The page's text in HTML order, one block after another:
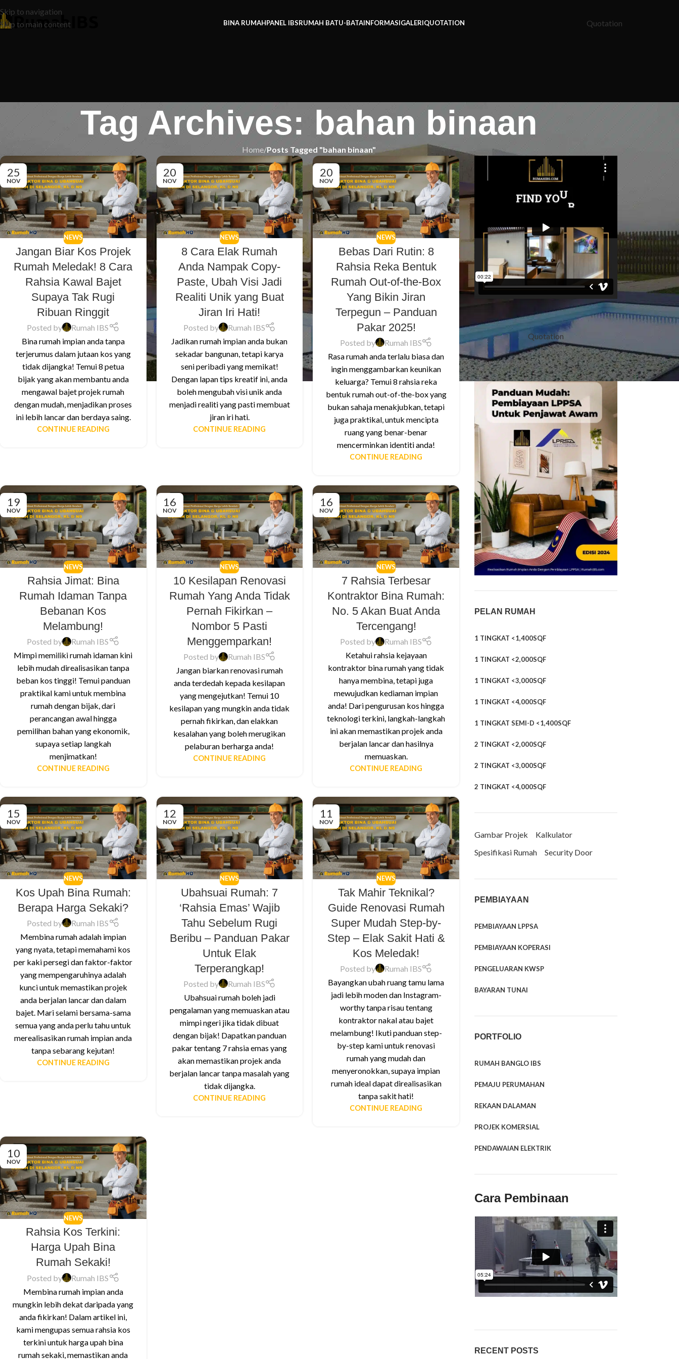
Skip to navigation
Skip to main content
BINA RUMAHPANEL IBSRUMAH BATU-BATAINFORMASIGALERIQUOTATION Quotation
Tag Archives: bahan binaan
Home/Posts Tagged "bahan binaan"
25
NOV
NEWS
Jangan Biar Kos Projek
Rumah Meledak! 8 Cara
Rahsia Kawal Bajet
Supaya Tak Rugi
Ribuan Ringgit
Posted by
Rumah IBS
Bina rumah impian anda tanpa
terjerumus dalam jutaan kos yang
tidak dijangka! Temui 8 petua
bijak yang akan membantu anda
mengawal bajet projek rumah
dengan mudah, menjadikan proses
ini lebih lancar dan berdaya saing.
CONTINUE READING
20
NOV
NEWS
8 Cara Elak Rumah
Anda Nampak Copy-
Paste, Ubah Visi Jadi
Realiti Unik yang Buat
Jiran Iri Hati!
Posted by
Rumah IBS
Jadikan rumah impian anda bukan
sekadar bangunan, tetapi karya
seni peribadi yang memikat!
Dengan lapan tips kreatif ini, anda
boleh mengubah visi unik anda
menjadi realiti yang pasti membuat
jiran iri hati.
CONTINUE READING
20
NOV
NEWS
Bebas Dari Rutin: 8
Rahsia Reka Bentuk
Rumah Out-of-the-Box
Yang Bikin Jiran
Terpegun – Panduan
Pakar 2025!
Posted by
Rumah IBS
Rasa rumah anda terlalu biasa dan
ingin menggambarkan keunikan
keluarga? Temui 8 rahsia reka
bentuk rumah out-of-the-box yang
bukan sahaja menakjubkan, tetapi
juga praktikal, untuk mencipta
ruang yang benar-benar
mencerminkan identiti anda!
CONTINUE READING
19
NOV
NEWS
Rahsia Jimat: Bina
Rumah Idaman Tanpa
Bebanan Kos
Melambung!
Posted by
Rumah IBS
Mimpi memiliki rumah idaman kini
lebih mudah direalisasikan tanpa
beban kos tinggi! Temui panduan
praktikal kami untuk membina
rumah dengan bijak, dari
perancangan awal hingga
pemilihan bahan yang ekonomik,
supaya setiap langkah
menjimatkan!
CONTINUE READING
16
NOV
NEWS
10 Kesilapan Renovasi
Rumah Yang Anda Tidak
Pernah Fikirkan –
Nombor 5 Pasti
Menggemparkan!
Posted by
Rumah IBS
Jangan biarkan renovasi rumah
anda terdedah kepada kesilapan
yang mengejutkan! Temui 10
kesilapan yang mungkin anda tidak
pernah fikirkan, dan elakkan
kesalahan yang boleh merugikan
pelaburan berharga anda!
CONTINUE READING
16
NOV
NEWS
7 Rahsia Terbesar
Kontraktor Bina Rumah:
No. 5 Akan Buat Anda
Tercengang!
Posted by
Rumah IBS
Ketahui rahsia kejayaan
kontraktor bina rumah yang tidak
hanya membina, tetapi juga
mewujudkan kediaman impian
anda! Dari pengurusan kos hingga
teknologi terkini, langkah-langkah
ini akan memastikan projek anda
berjalan lancar dan hasilnya
memuaskan.
CONTINUE READING
15
NOV
NEWS
Kos Upah Bina Rumah:
Berapa Harga Sekaki?
Posted by
Rumah IBS
Membina rumah adalah impian
yang nyata, tetapi memahami kos
per kaki persegi dan faktor-faktor
yang mempengaruhinya adalah
kunci untuk memastikan projek
anda berjalan lancar dan dalam
bajet. Mari selami bersama-sama
semua yang anda perlu tahu untuk
merealisasikan rumah impian anda
tanpa sebarang kejutan!
CONTINUE READING
12
NOV
NEWS
Ubahsuai Rumah: 7
‘Rahsia Emas’ Wajib
Tahu Sebelum Rugi
Beribu – Panduan Pakar
Untuk Elak
Terperangkap!
Posted by
Rumah IBS
Ubahsuai rumah boleh jadi
pengalaman yang memuaskan atau
mimpi ngeri jika tidak dibuat
dengan bijak! Dapatkan panduan
pakar tentang 7 rahsia emas yang
akan memastikan projek anda
berjalan lancar tanpa masalah yang
tidak dijangka.
CONTINUE READING
11
NOV
NEWS
Tak Mahir Teknikal?
Guide Renovasi Rumah
Super Mudah Step-by-
Step – Elak Sakit Hati &
Kos Meledak!
Posted by
Rumah IBS
Bayangkan ubah ruang tamu lama
jadi lebih moden dan Instagram-
worthy tanpa risau tentang
kontraktor nakal atau bajet
melambung! Ikuti panduan step-
by-step kami untuk renovasi
rumah yang mudah dan
menyeronokkan, supaya impian
rumah ideal dapat direalisasikan
tanpa sakit hati!
CONTINUE READING
10
NOV
NEWS
Rahsia Kos Terkini:
Harga Upah Bina
Rumah Sekaki!
Posted by
Rumah IBS
Membina rumah impian anda
mungkin lebih dekat daripada yang
anda fikirkan! Dalam artikel ini,
kami mengupas semua rahsia kos
terkini untuk harga upah bina
rumah sekaki, memastikan anda
Quotation
PELAN RUMAH
1 TINGKAT <1,400SQF
1 TINGKAT <2,000SQF
1 TINGKAT <3,000SQF
1 TINGKAT <4,000SQF
1 TINGKAT SEMI-D <1,400SQF
2 TINGKAT <2,000SQF
2 TINGKAT <3,000SQF
2 TINGKAT <4,000SQF
Gambar Projek
Kalkulator
Spesifikasi Rumah
Security Door
PEMBIAYAAN
PEMBIAYAAN LPPSA
PEMBIAYAAN KOPERASI
PENGELUARAN KWSP
BAYARAN TUNAI
PORTFOLIO
RUMAH BANGLO IBS
PEMAJU PERUMAHAN
REKAAN DALAMAN
PROJEK KOMERSIAL
PENDAWAIAN ELEKTRIK
Cara Pembinaan
RECENT POSTS